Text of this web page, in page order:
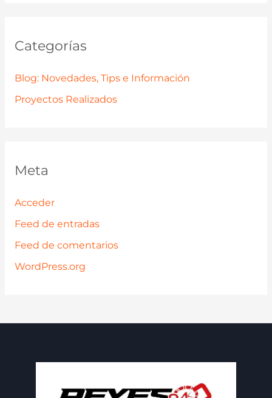
Categorías
Blog: Novedades, Tips e Información
Proyectos Realizados
Meta
Acceder
Feed de entradas
Feed de comentarios
WordPress.org